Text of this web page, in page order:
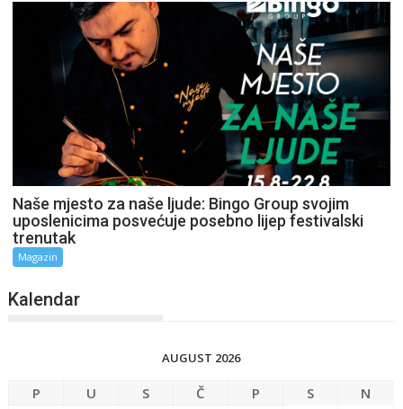
Naše mjesto za naše ljude: Bingo Group svojim
uposlenicima posvećuje posebno lijep festivalski
trenutak
Magazin
Kalendar
AUGUST 2026
P U S Č P S
N